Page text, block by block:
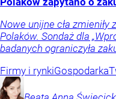
Nowe unijne cła
Polaków. Sondaż dla
badanych ograniczyła
Firmy i rynkiGospodarka